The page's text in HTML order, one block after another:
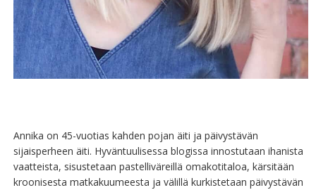
Annika on 45-vuotias kahden pojan äiti ja päivystävän
sijaisperheen äiti. Hyväntuulisessa blogissa innostutaan ihanista
vaatteista, sisustetaan pastelliväreillä omakotitaloa, kärsitään
kroonisesta matkakuumeesta ja välillä kurkistetaan päivystävän